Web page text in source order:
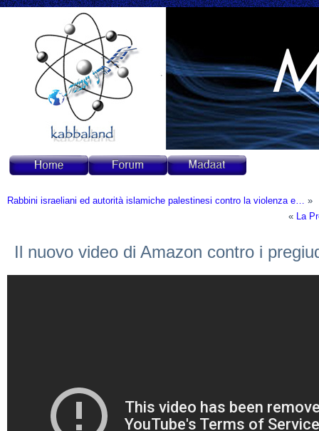
Rabbini israeliani ed autorità islamiche palestinesi contro la violenza e… »
« La
Il nuovo video di Amazon contro i